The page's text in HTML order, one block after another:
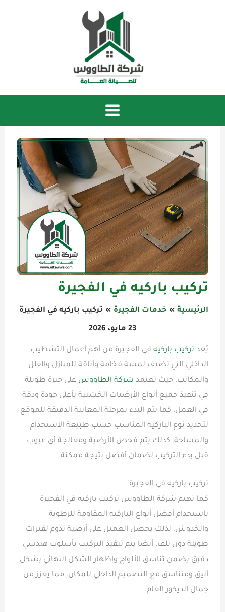
تركيب باركيه في الفجيرة
الرئيسية خدمات الفجيرة تركيب باركيه في الفجيرة
23 مايو، 2026
يُعد تركيب باركيه في الفجيرة من أهم أعمال التشطيب
الداخلي التي تضيف لمسة فخامة وأناقة للمنازل والفلل
والمكاتب، حيث تعتمد شركة الطاووس على خبرة طويلة
في تنفيذ جميع أنواع الأرضيات الخشبية بأعلى جودة ودقة
في العمل. كما يتم البدء بمرحلة المعاينة الدقيقة للموقع
لتحديد نوع الباركيه المناسب حسب طبيعة الاستخدام
والمساحة، كذلك يتم فحص الأرضية ومعالجة أي عيوب
قبل بدء التركيب لضمان أفضل نتيجة ممكنة.
تركيب باركيه في الفجيرة
كما تهتم شركة الطاووس تركيب باركيه في الفجيرة
باستخدام أفضل أنواع الباركيه المقاومة للرطوبة
والخدوش، لذلك يحصل العميل على أرضية تدوم لفترات
طويلة دون تلف. أيضا يتم تنفيذ التركيب بأسلوب هندسي
دقيق يضمن تناسق الألواح وإظهار الشكل النهائي بشكل
أنيق ومتناسق مع التصميم الداخلي للمكان، مما يعزز من
جمال الديكور العام.